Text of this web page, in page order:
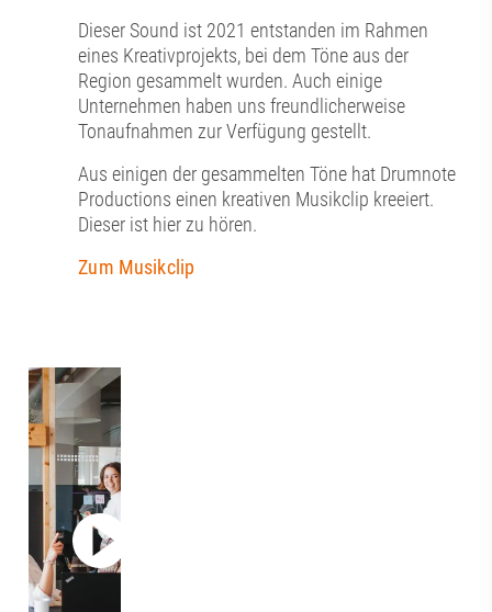
Dieser Sound ist 2021 entstanden im Rahmen
eines Kreativprojekts, bei dem Töne aus der
Region gesammelt wurden. Auch einige
Unternehmen haben uns freundlicherweise
Tonaufnahmen zur Verfügung gestellt.
Aus einigen der gesammelten Töne hat Drumnote
Productions einen kreativen Musikclip kreeiert.
Dieser ist hier zu hören.
Zum Musikclip